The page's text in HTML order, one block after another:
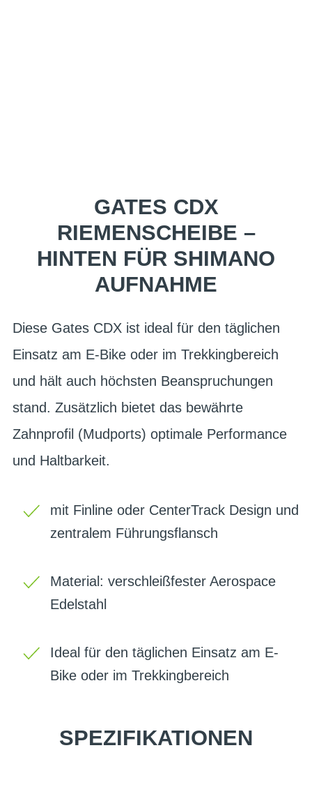
GATES CDX
RIEMENSCHEIBE –
HINTEN FÜR SHIMANO
AUFNAHME
Diese Gates CDX ist ideal für den täglichen
Einsatz am E-Bike oder im Trekkingbereich
und hält auch höchsten Beanspruchungen
stand. Zusätzlich bietet das bewährte
Zahnprofil (Mudports) optimale Performance
und Haltbarkeit.
mit Finline oder CenterTrack Design und
zentralem Führungsflansch
Material: verschleißfester Aerospace
Edelstahl
Ideal für den täglichen Einsatz am E-
Bike oder im Trekkingbereich
SPEZIFIKATIONEN